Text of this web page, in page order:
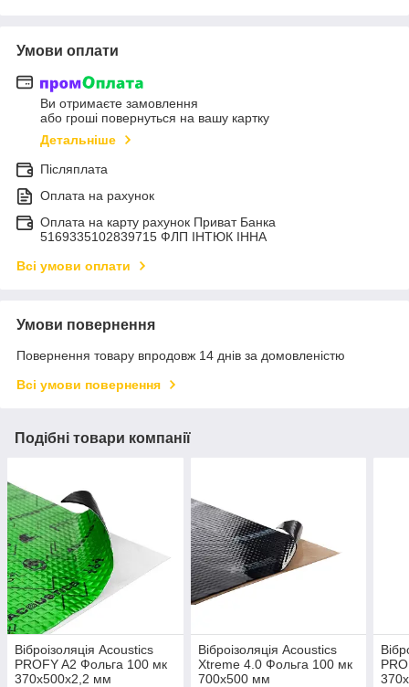
Умови оплати
Ви отримаєте замовлення
або гроші повернуться на вашу картку
Детальніше
Післяплата
Оплата на рахунок
Оплата на карту рахунок Приват Банка
5169335102839715 ФЛП ІНТЮК ІННА
Всі умови оплати
Умови повернення
Повернення товару впродовж 14 днів за домовленістю
Всі умови повернення
Подібні товари компанії
Віброізоляція Acoustics
PROFY A2 Фольга 100 мк
370x500х2,2 мм
Віброізоляція Acoustics
Xtreme 4.0 Фольга 100 мк
700x500 мм